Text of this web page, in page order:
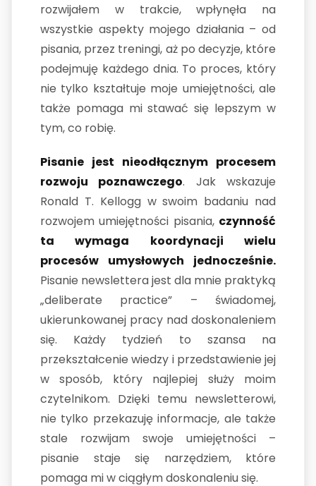
rozwijałem w trakcie, wpłynęła na
wszystkie aspekty mojego działania – od
pisania, przez treningi, aż po decyzje, które
podejmuję każdego dnia. To proces, który
nie tylko kształtuje moje umiejętności, ale
także pomaga mi stawać się lepszym w
tym, co robię.
Pisanie jest nieodłącznym procesem
rozwoju poznawczego. Jak wskazuje
Ronald T. Kellogg w swoim badaniu nad
rozwojem umiejętności pisania, czynność
ta wymaga koordynacji wielu
procesów umysłowych jednocześnie.
Pisanie newslettera jest dla mnie praktyką
„deliberate practice” – świadomej,
ukierunkowanej pracy nad doskonaleniem
się. Każdy tydzień to szansa na
przekształcenie wiedzy i przedstawienie jej
w sposób, który najlepiej służy moim
czytelnikom. Dzięki temu newsletterowi,
nie tylko przekazuję informacje, ale także
stale rozwijam swoje umiejętności –
pisanie staje się narzędziem, które
pomaga mi w ciągłym doskonaleniu się.